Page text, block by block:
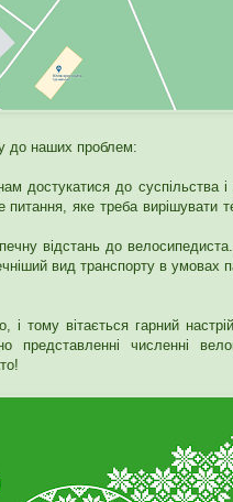
до наших проблем:
достукатися до суспільства
яке треба вирішувати
відстань до
вид транспорту в умовах
і тому вітається гарний
представленні численні